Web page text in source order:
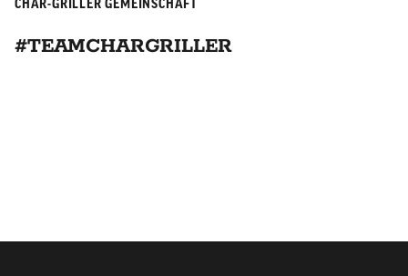
CHAR-GRILLER GEMEINSCHAFT
#TEAMCHARGRILLER